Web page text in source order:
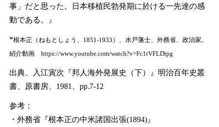
事」だと思った。日本移植民勃発期に於ける一先達の感
動である。』
*根本正（ねもとしょう、1851-1933）、水戸藩士、外務省、政治家。
紹介動画 https://www.youtube.com/watch?v=Fc1tVFLDipg
出典、入江寅次『邦人海外発展史（下）』明治百年史叢
書、原書房、1981、pp.7-12
参考：
・外務省『根本正の中米諸国出張(1894)』